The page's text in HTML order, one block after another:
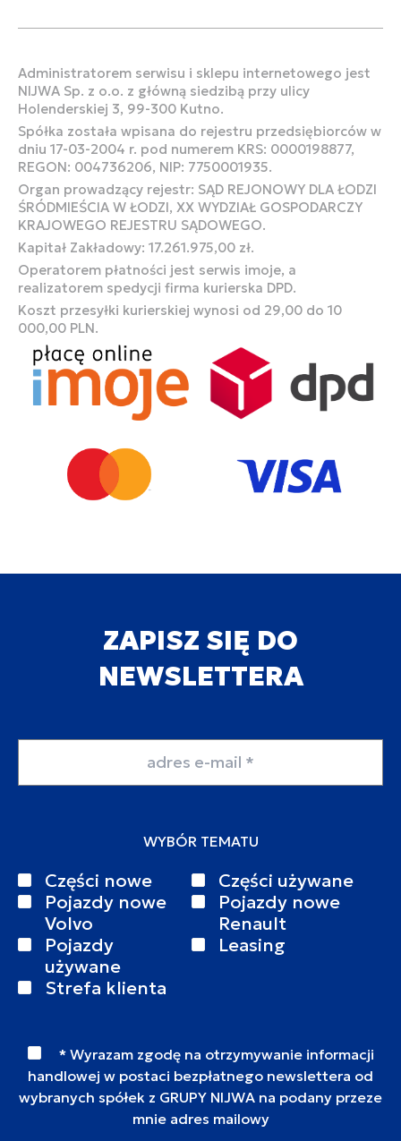
Administratorem serwisu i sklepu internetowego jest
NIJWA Sp. z o.o. z główną siedzibą przy ulicy
Holenderskiej 3, 99-300 Kutno.
Spółka została wpisana do rejestru przedsiębiorców w
dniu 17-03-2004 r. pod numerem KRS: 0000198877,
REGON: 004736206, NIP: 7750001935.
Organ prowadzący rejestr: SĄD REJONOWY DLA ŁODZI
ŚRÓDMIEŚCIA W ŁODZI, XX WYDZIAŁ GOSPODARCZY
KRAJOWEGO REJESTRU SĄDOWEGO.
Kapitał Zakładowy: 17.261.975,00 zł.
Operatorem płatności jest serwis imoje, a
realizatorem spedycji firma kurierska DPD.
Koszt przesyłki kurierskiej wynosi od 29,00 do 10
000,00 PLN.
ZAPISZ SIĘ DO
NEWSLETTERA
WYBÓR TEMATU
Części nowe
Części używane
Pojazdy nowe
Volvo
Pojazdy nowe
Renault
Pojazdy
używane
Leasing
Strefa klienta
* Wyrazam zgodę na otrzymywanie informacji
handlowej w postaci bezpłatnego newslettera od
wybranych spółek z GRUPY NIJWA na podany przeze
mnie adres mailowy